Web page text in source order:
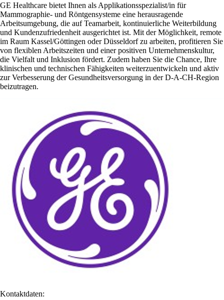
GE Healthcare bietet Ihnen als Applikationsspezialist/in für
Mammographie- und Röntgensysteme eine herausragende
Arbeitsumgebung, die auf Teamarbeit, kontinuierliche Weiterbildung
und Kundenzufriedenheit ausgerichtet ist. Mit der Möglichkeit, remote
im Raum Kassel/Göttingen oder Düsseldorf zu arbeiten, profitieren Sie
von flexiblen Arbeitszeiten und einer positiven Unternehmenskultur,
die Vielfalt und Inklusion fördert. Zudem haben Sie die Chance, Ihre
klinischen und technischen Fähigkeiten weiterzuentwickeln und aktiv
zur Verbesserung der Gesundheitsversorgung in der D-A-CH-Region
beizutragen.
Kontaktdaten: